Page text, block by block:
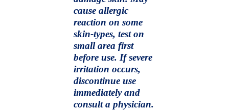
cause allergic
reaction on some
skin-types, test on
small area first
before use. If severe
irritation occurs,
discontinue use
immediately and
consult a physician.